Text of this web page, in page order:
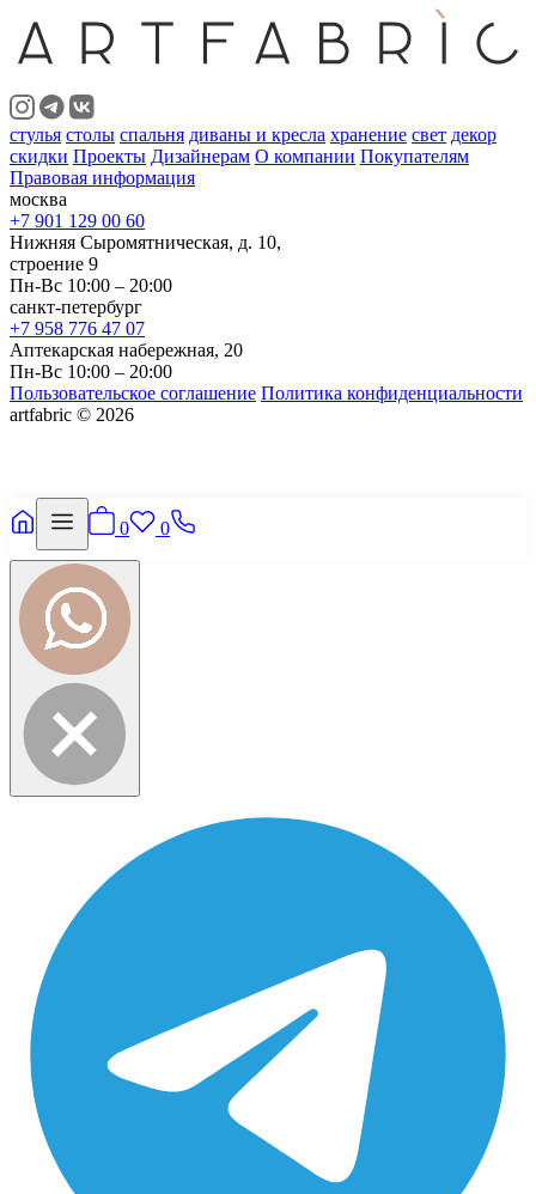
стулья столы спальня диваны и кресла хранение свет декор
скидки Проекты Дизайнерам О компании Покупателям
Правовая информация
москва
+7 901 129 00 60
Нижняя Сыромятническая, д. 10,
строение 9
Пн-Вс 10:00 – 20:00
санкт-петербург
+7 958 776 47 07
Аптекарская набережная, 20
Пн-Вс 10:00 – 20:00
Пользовательское соглашение Политика конфиденциальности
artfabric © 2026
0 0